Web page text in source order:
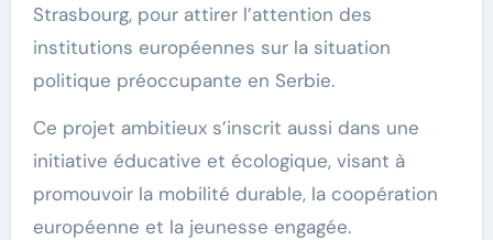
Strasbourg, pour attirer l’attention des
institutions européennes sur la situation
politique préoccupante en Serbie.
Ce projet ambitieux s’inscrit aussi dans une
initiative éducative et écologique, visant à
promouvoir la mobilité durable, la coopération
européenne et la jeunesse engagée.